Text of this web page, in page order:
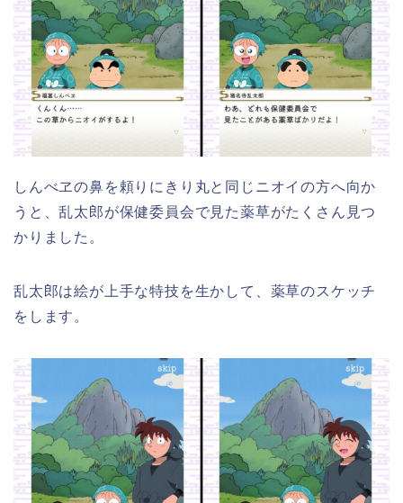
しんべヱの鼻を頼りにきり丸と同じニオイの方へ向か
うと、乱太郎が保健委員会で見た薬草がたくさん見つ
かりました。
乱太郎は絵が上手な特技を生かして、薬草のスケッチ
をします。